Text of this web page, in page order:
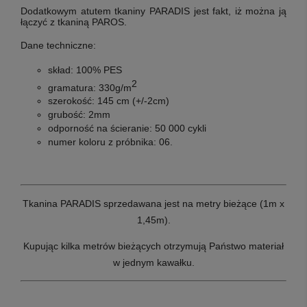
Dodatkowym atutem tkaniny PARADIS jest fakt, iż można ją
łączyć z tkaniną PAROS
Dane techniczne:
skład: 100% PES
gramatura: 330g/m2
szerokość: 145 cm (+/-2cm)
grubość: 2mm
odporność na ścieranie: 50 000 cykli
numer koloru z próbnika: 06.
Tkanina PARADIS sprzedawana jest na metry bieżące (1m x
1,45m).
Kupując kilka metrów bieżących otrzymują Państwo materiał
w jednym kawałku.